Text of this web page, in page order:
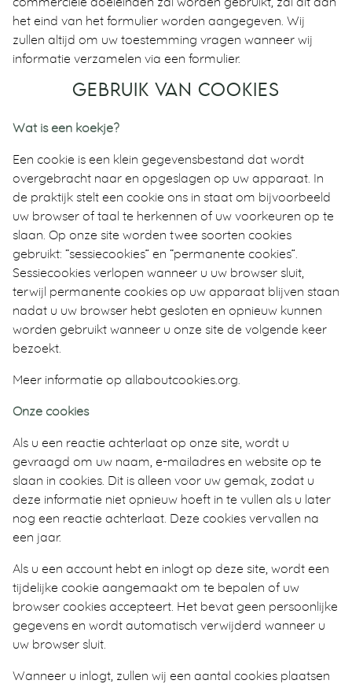
het eind van het formulier worden aangegeven. Wij
zullen altijd om uw toestemming vragen wanneer wij
informatie verzamelen via een formulier.
GEBRUIK VAN COOKIES
Wat is een koekje?
Een cookie is een klein gegevensbestand dat wordt
overgebracht naar en opgeslagen op uw apparaat. In
de praktijk stelt een cookie ons in staat om bijvoorbeeld
uw browser of taal te herkennen of uw voorkeuren op te
slaan. Op onze site worden twee soorten cookies
gebruikt: “sessiecookies” en “permanente cookies”.
Sessiecookies verlopen wanneer u uw browser sluit,
terwijl permanente cookies op uw apparaat blijven staan
nadat u uw browser hebt gesloten en opnieuw kunnen
worden gebruikt wanneer u onze site de volgende keer
bezoekt.
Meer informatie op allaboutcookies.org.
Onze cookies
Als u een reactie achterlaat op onze site, wordt u
gevraagd om uw naam, e-mailadres en website op te
slaan in cookies. Dit is alleen voor uw gemak, zodat u
deze informatie niet opnieuw hoeft in te vullen als u later
nog een reactie achterlaat. Deze cookies vervallen na
een jaar.
Als u een account hebt en inlogt op deze site, wordt een
tijdelijke cookie aangemaakt om te bepalen of uw
browser cookies accepteert. Het bevat geen persoonlijke
gegevens en wordt automatisch verwijderd wanneer u
uw browser sluit.
Wanneer u inlogt, zullen wij een aantal cookies plaatsen